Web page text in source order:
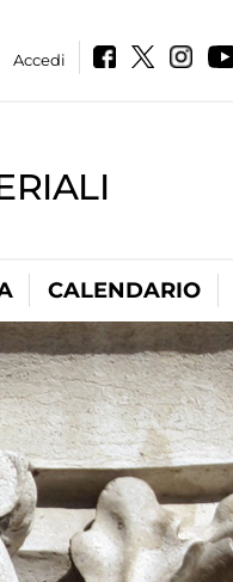
Accedi
CALENDARIO